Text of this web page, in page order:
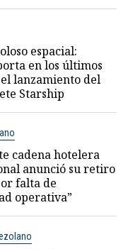
espacial:
en los últimos
lanzamiento del
Starship
cadena hotelera
anunció su retiro
falta de
operativa”